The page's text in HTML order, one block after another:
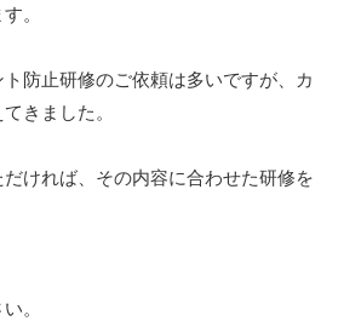
。
防止研修のご依頼は多いですが、カ
きました。
ければ、その内容に合わせた研修を
。